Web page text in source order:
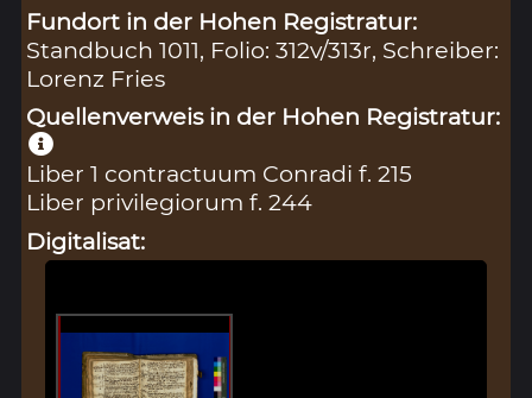
Fundort in der Hohen Registratur:
Standbuch 1011, Folio: 312v/313r, Schreiber:
Lorenz Fries
Quellenverweis in der Hohen Registratur:
Liber 1 contractuum Conradi f. 215
Liber privilegiorum f. 244
Digitalisat: